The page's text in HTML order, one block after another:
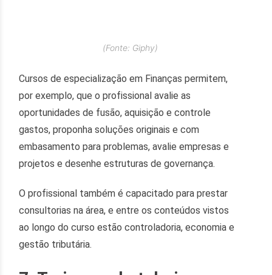
(Fonte: Giphy)
Cursos de especialização em Finanças permitem,
por exemplo, que o profissional avalie as
oportunidades de fusão, aquisição e controle
gastos, proponha soluções originais e com
embasamento para problemas, avalie empresas e
projetos e desenhe estruturas de governança.
O profissional também é capacitado para prestar
consultorias na área, e entre os conteúdos vistos
ao longo do curso estão controladoria, economia e
gestão tributária.